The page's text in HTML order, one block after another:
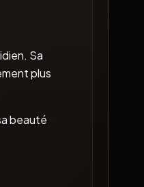
Sa
plus
beauté